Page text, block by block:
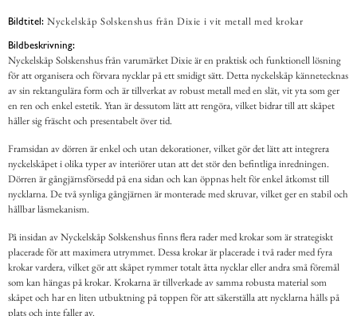
Bildtitel: Nyckelskåp Solskenshus från Dixie i vit metall med krokar
Bildbeskrivning:
Nyckelskåp Solskenshus från varumärket Dixie är en praktisk och funktionell lösning
för att organisera och förvara nycklar på ett smidigt sätt. Detta nyckelskåp kännetecknas
av sin rektangulära form och är tillverkat av robust metall med en slät, vit yta som ger
en ren och enkel estetik. Ytan är dessutom lätt att rengöra, vilket bidrar till att skåpet
håller sig fräscht och presentabelt över tid.
Framsidan av dörren är enkel och utan dekorationer, vilket gör det lätt att integrera
nyckelskåpet i olika typer av interiörer utan att det stör den befintliga inredningen.
Dörren är gångjärnsförsedd på ena sidan och kan öppnas helt för enkel åtkomst till
nycklarna. De två synliga gångjärnen är monterade med skruvar, vilket ger en stabil och
hållbar låsmekanism.
På insidan av Nyckelskåp Solskenshus finns flera rader med krokar som är strategiskt
placerade för att maximera utrymmet. Dessa krokar är placerade i två rader med fyra
krokar vardera, vilket gör att skåpet rymmer totalt åtta nycklar eller andra små föremål
som kan hängas på krokar. Krokarna är tillverkade av samma robusta material som
skåpet och har en liten utbuktning på toppen för att säkerställa att nycklarna hålls på
plats och inte faller av.